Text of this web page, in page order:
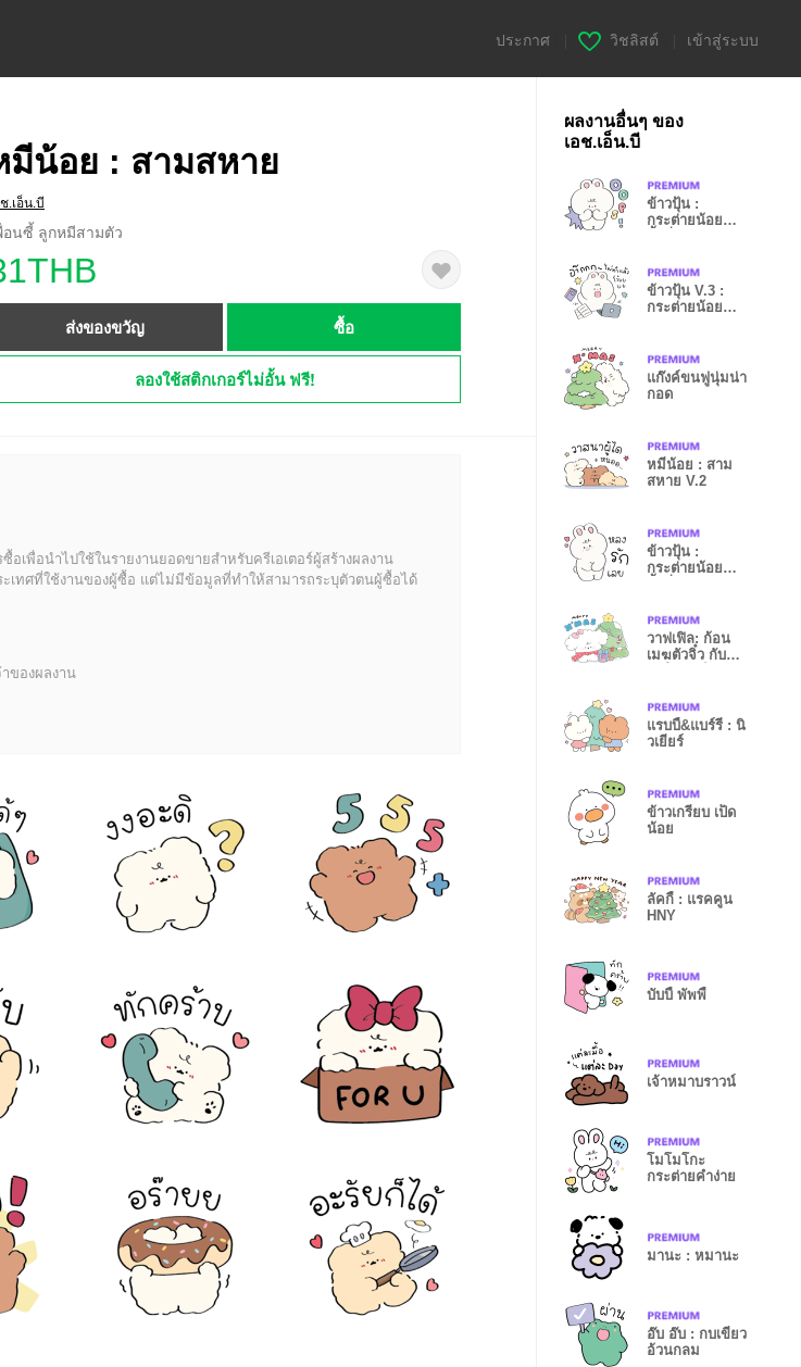
ประกาศ วิชลิสต์ เข้าสู่ระบบ
มีน้อย : สามสหาย
ช.เอ็น.บี
อนซี้ ลูกหมีสามตัว
ส่งของขวัญ ซื้อ
ลองใช้สติกเกอร์ไม่อั้น ฟรี!
อเพื่อนำไปใช้ในรายงานยอดขายสำหรับครีเอเตอร์ผู้สร้างผลงาน
เทศที่ใช้งานของผู้ซื้อ แต่ไม่มีข้อมูลที่ทำให้สามารถระบุตัวตนผู้ซื้อได้
ของผลงาน
ผลงานอื่นๆ ของ
เอช.เอ็น.บี
ข้าวปุ้น :
กระต่ายน้อย
ข้าวปุ้น V.3 :
กระต่ายน้อย
แก๊งค์ขนฟูนุ่มน่า
กอด
หมีน้อย : สาม
สหาย V.2
ข้าวปุ้น :
กระต่ายน้อย
วาฟเฟิล: ก้อน
เมฆตัวจิ๋ว กับ
แรบบี้&แบร์รี่ : นิ
วเยียร์
ข้าวเกรียบ เป็ด
น้อย
ลัคกี้ : แรคคูน
HNY
บับบี้ พัพพี้
เจ้าหมาบราวน์
โมโมโกะ
กระต่ายคำง่าย
มานะ : หมานะ
อ๊บ อ๊บ : กบเขียว
อ้วนกลม